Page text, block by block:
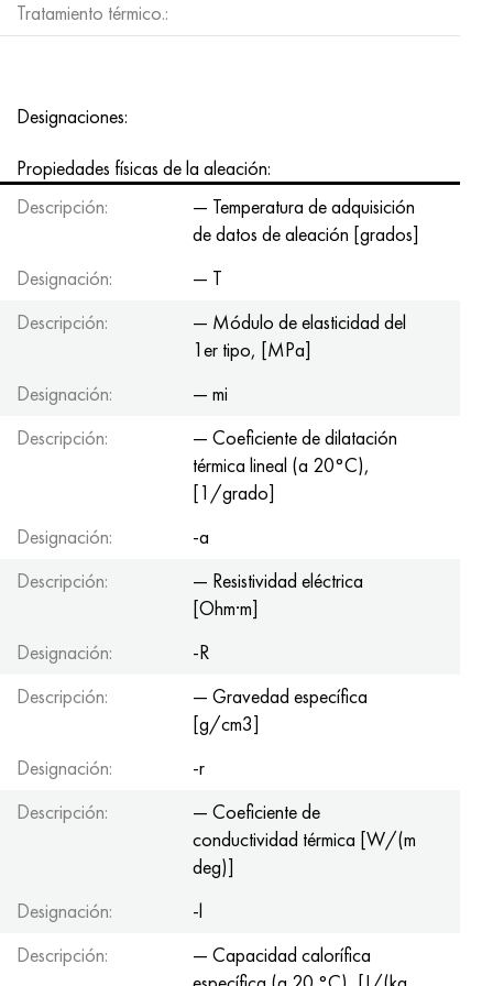
Tratamiento térmico.:
Designaciones:
Propiedades físicas de la aleación:
Descripción:
— Temperatura de adquisición
de datos de aleación [grados]
Designación:
— T
Descripción:
— Módulo de elasticidad del
1er tipo, [MPa]
Designación:
— mi
Descripción:
— Coeficiente de dilatación
térmica lineal (a 20°С),
[1/grado]
Designación:
-a
Descripción:
— Resistividad eléctrica
[Ohm·m]
Designación:
-R
Descripción:
— Gravedad específica
[g/cm3]
Designación:
-r
Descripción:
— Coeficiente de
conductividad térmica [W/(m
deg)]
Designación:
-l
Descripción:
— Capacidad calorífica
Hastelloy C-276
Hastelloy 3
Hastelloy x
udimet 720
40XFA, 1.7223, AISI 4142
45HN2MFA, k2425, 45hnmf
A40G, 44smn28, 1.0762, 46s20